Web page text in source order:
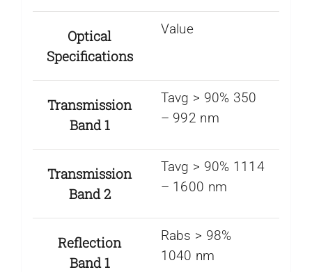
Optical
Specifications
Value
Transmission
Band 1
Tavg > 90% 350
– 992 nm
Transmission
Band 2
Tavg > 90% 1114
– 1600 nm
Reflection
Band 1
Rabs > 98%
1040 nm